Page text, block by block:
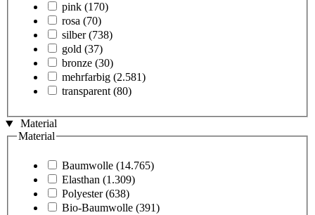
pink (170)
rosa (70)
silber (738)
gold (37)
bronze (30)
mehrfarbig (2.581)
transparent (80)
Material
Material
Baumwolle (14.765)
Elasthan (1.309)
Polyester (638)
Bio-Baumwolle (391)